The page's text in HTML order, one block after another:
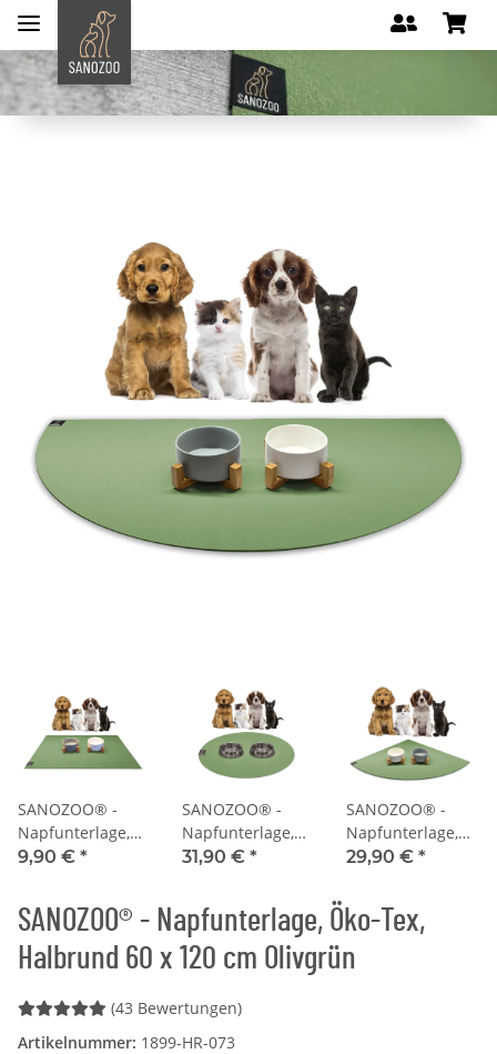
SANOZOO® -
Napfunterlage,
Öko-Tex,
40 cm Olivgrün
9,90 € *
SANOZOO® -
Napfunterlage,
Öko-Tex, Rund
31,90 € *
SANOZOO® -
Napfunterlage,
Öko-Tex,
cm Olivgrün
29,90 € *
SANOZOO® - Napfunterlage, Öko-Tex,
Halbrund 60 x 120 cm Olivgrün
(43 Bewertungen)
Artikelnummer: 1899-HR-073